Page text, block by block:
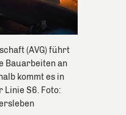
(AVG) führt
Bauarbeiten an
kommt es in
Linie S6. Foto: